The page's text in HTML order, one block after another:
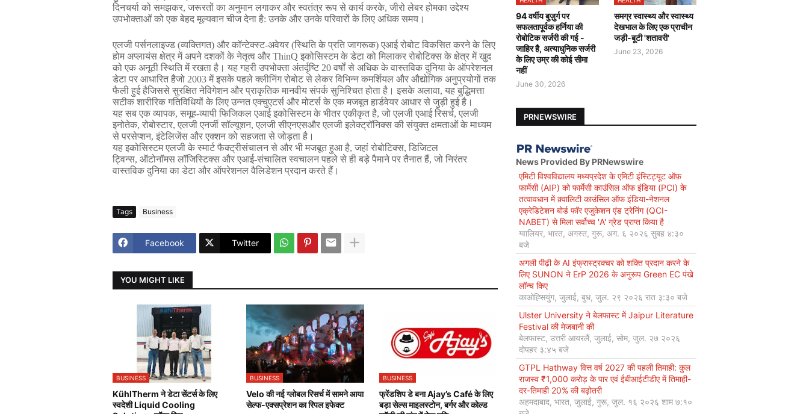
दिनचर्या को समझकर, जरूरतों का अनुमान लगाकर और स्वतंत्र रूप से कार्य करके, जीरो लेबर होमका उद्देश्य
उपभोक्ताओं को एक बेहद मूल्यवान चीज देना है: उनके और उनके परिवारों के लिए अधिक समय।
एलजी पर्सनलाइज्ड (व्यक्तिगत) और कॉन्टेक्स्ट-अवेयर (स्थिति के प्रति जागरूक) एआई रोबोट विकसित करने के लिए
होम अप्लायंस क्षेत्र में अपने दशकों के नेतृत्व और ThinQ इकोसिस्टम के डेटा को मिलाकर रोबोटिक्स के क्षेत्र में खुद
को एक अनूठी स्थिति में रखता है। यह गहरी उपभोक्ता अंतर्दृष्टि 20 वर्षों से अधिक के वास्तविक दुनिया के ऑपरेशनल
डेटा पर आधारित हैजो 2003 में इसके पहले क्लीनिंग रोबोट से लेकर विभिन्न कमर्शियल और औद्योगिक अनुप्रयोगों तक
फैली हुई हैजिससे सुरक्षित नेविगेशन और प्राकृतिक मानवीय संपर्क सुनिश्चित होता है। इसके अलावा, यह बुद्धिमत्ता
सटीक शारीरिक गतिविधियों के लिए उन्नत एक्चुएटर्स और मोटर्स के एक मजबूत हार्डवेयर आधार से जुड़ी हुई है।
यह सब एक व्यापक, समूह-व्यापी फिजिकल एआई इकोसिस्टम के भीतर एकीकृत है, जो एलजी एआई रिसर्च, एलजी
इनोतेक, रोबोस्टार, एलजी एनर्जी सॉल्यूशन, एलजी सीएनएसऔर एलजी इलेक्ट्रॉनिक्स की संयुक्त क्षमताओं के माध्यम
से परसेप्शन, इंटेलिजेंस और एक्शन को सहजता से जोड़ता है।
यह इकोसिस्टम एलजी के स्मार्ट फैक्ट्रीसंचालन से और भी मजबूत हुआ है, जहां रोबोटिक्स, डिजिटल
ट्विन्स, ऑटोनॉमस लॉजिस्टिक्स और एआई-संचालित स्वचालन पहले से ही बड़े पैमाने पर तैनात हैं, जो निरंतर
वास्तविक दुनिया का डेटा और ऑपरेशनल वैलिडेशन प्रदान करते हैं।
Tags Business
Facebook Twitter
YOU MIGHT LIKE
BUSINESS
KühlTherm ने डेटा सेंटर्स के लिए
स्वदेशी Liquid Cooling
BUSINESS
Velo की नई ग्लोबल रिसर्च में सामने आया
सेल्फ-एक्सप्रेशन का रिपल इफेक्ट
BUSINESS
फ्रेंडशिप डे बना Ajay’s Café के लिए
बड़ा सेल्स माइलस्टोन, बर्गर और कोल्ड
94 वर्षीय बुज़ुर्ग पर
सफलतापूर्वक हर्निया की
रोबोटिक सर्जरी की गई -
जाहिर है, अत्याधुनिक सर्जरी
के लिए उम्र की कोई सीमा
नहीं
June 30, 2026
समग्र स्वास्थ्य और स्वास्थ्य
देखभाल के लिए एक प्राचीन
जड़ी-बूटी 'शतावरी'
June 23, 2026
PRNEWSWIRE
News Provided By PRNewswire
एमिटी विश्वविद्यालय मध्यप्रदेश के एमिटी इंस्टिट्यूट ऑफ़
फार्मेसी (AIP) को फार्मेसी काउंसिल ऑफ इंडिया (PCI) के
तत्वावधान में क़्वालिटी काउंसिल ऑफ इंडिया-नेशनल
एक्रेडिटेशन बोर्ड फॉर एजुकेशन एंड ट्रेनिंग (QCI-
NABET) से मिला सर्वोच्च 'A' ग्रेड प्राप्त किया है
ग्वालियर, भारत, अगस्त, गुरू, अग. ६ २०२६ सुबह ४:३०
बजे
अगली पीढ़ी के AI इंफ्रास्ट्रक्चर को शक्ति प्रदान करने के
लिए SUNON ने ErP 2026 के अनुरूप Green EC पंखे
लॉन्च किए
काओह्सियुंग, जुलाई, बुध, जुल. २९ २०२६ रात ३:३० बजे
Ulster University ने बेलफास्ट में Jaipur Literature
Festival की मेजबानी की
बेलफास्ट, उत्तरी आयरलैं, जुलाई, सोम, जुल. २७ २०२६
दोपहर ३:४५ बजे
GTPL Hathway वित्त वर्ष 2027 की पहली तिमाही: कुल
राजस्व ₹1,000 करोड़ के पार एवं ईबीआईटीडीए में तिमाही-
दर-तिमाही 20% की बढ़ोतरी
अहमदाबाद, भारत, जुलाई, गुरू, जुल. १६ २०२६ शाम ७:१०